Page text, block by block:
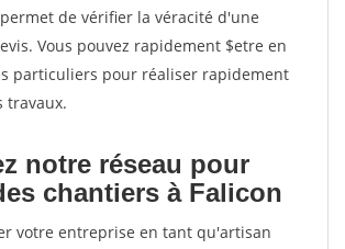
de vérifier la véracité d'une
Vous pouvez rapidement $etre en
particuliers pour réaliser rapidement
travaux.
notre réseau pour
chantiers à Falicon
votre entreprise en tant qu'artisan